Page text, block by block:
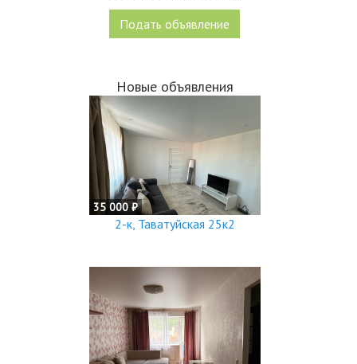
Подать объявление
Новые объявления
35 000 ₽
2-к, Таватуйская 25к2